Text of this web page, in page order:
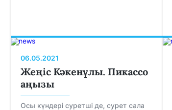
06.05.2021
Жеңіс Кәкенұлы. Пикассо
аңызы
Осы күндері суретші де, сурет сала